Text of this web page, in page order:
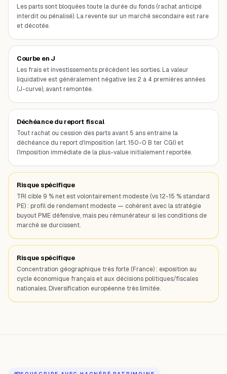
Les parts sont bloquées toute la durée du fonds (rachat anticipé
interdit ou pénalisé). La revente sur un marché secondaire est rare
et décotée.
Courbe en J
Les frais et investissements précèdent les sorties. La valeur
liquidative est généralement négative les 2 à 4 premières années
(J-curve), avant remontée.
Déchéance du report fiscal
Tout rachat ou cession des parts avant 5 ans entraîne la
déchéance du report d'imposition (art. 150-0 B ter CGI) et
l'imposition immédiate de la plus-value initialement reportée.
Risque spécifique
TRI cible 9 % net est volontairement modeste (vs 12-15 % standard
PE) : profil de rendement modeste — cohérent avec la stratégie
buyout PME défensive, mais peu rémunérateur si les conditions de
marché se durcissent.
Risque spécifique
Concentration géographique très forte (France) : exposition au
cycle économique français et aux décisions politiques/fiscales
nationales. Diversification européenne très limitée.